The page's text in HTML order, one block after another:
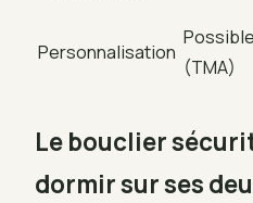
Personnalisation
Possible
(TMA)
Le bouclier
dormir sur ses